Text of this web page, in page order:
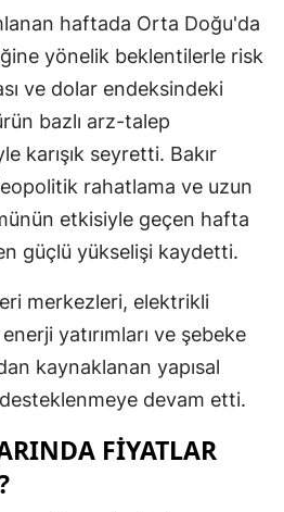
Uşak
Van
Zonguldak
Aksaray
Bayburt
Karaman
Kırıkkale
Batman
Şırnak
haftada Orta Doğu'da
yönelik beklentilerle risk
ve dolar endeksindeki
bazlı arz-talep
karışık seyretti. Bakır
rahatlama ve uzun
etkisiyle geçen hafta
güçlü yükselişi kaydetti.
merkezleri, elektrikli
yatırımları ve şebeke
kaynaklanan yapısal
devam etti.
FIYATLAR